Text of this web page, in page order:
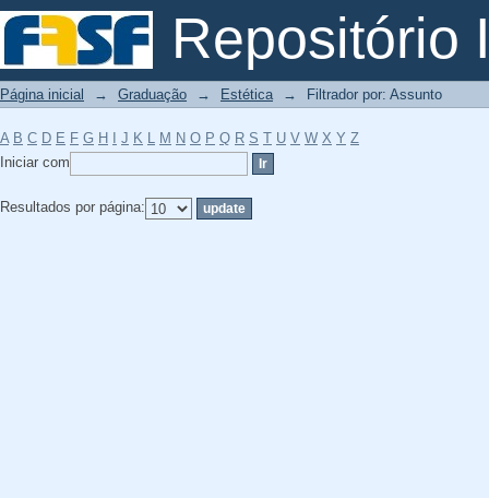
Repositório
Filtrador por: Assunto
Página inicial → Graduação → Estética → Filtrador por: Assunto
A B C D E F G H J K L M N O P Q R S T U V W X Y Z
Iniciar com
Resultados por página: